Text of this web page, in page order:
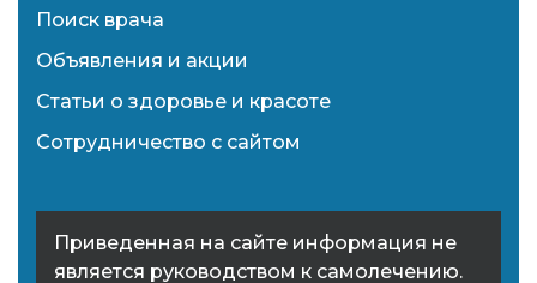
Поиск врача
Объявления и акции
Статьи о здоровье и красоте
Сотрудничество с сайтом
Приведенная на сайте информация не
является руководством к самолечению.